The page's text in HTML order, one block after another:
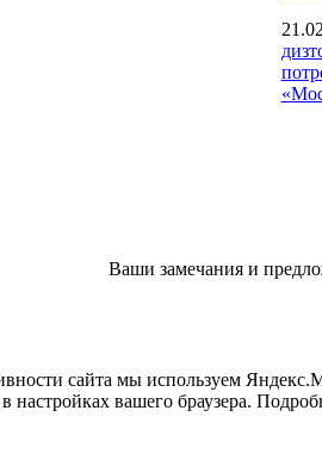
Ваши замечания и
сайта мы используем
вашего браузера.